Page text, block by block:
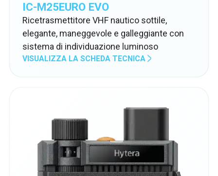
IC-M25EURO EVO
Ricetrasmettitore VHF nautico sottile,
elegante, maneggevole e galleggiante con
sistema di individuazione luminoso
VISUALIZZA LA SCHEDA TECNICA